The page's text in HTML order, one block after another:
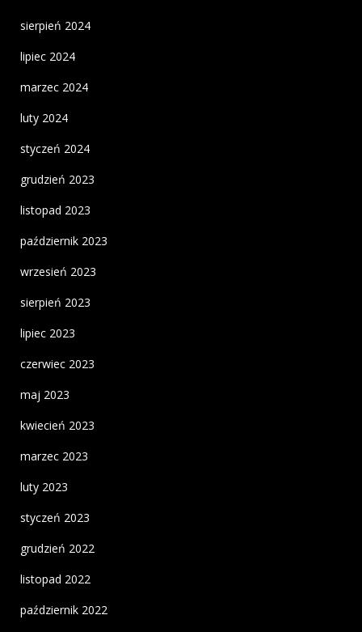
sierpień 2024
lipiec 2024
marzec 2024
luty 2024
styczeń 2024
grudzień 2023
listopad 2023
październik 2023
wrzesień 2023
sierpień 2023
lipiec 2023
czerwiec 2023
maj 2023
kwiecień 2023
marzec 2023
luty 2023
styczeń 2023
grudzień 2022
listopad 2022
październik 2022